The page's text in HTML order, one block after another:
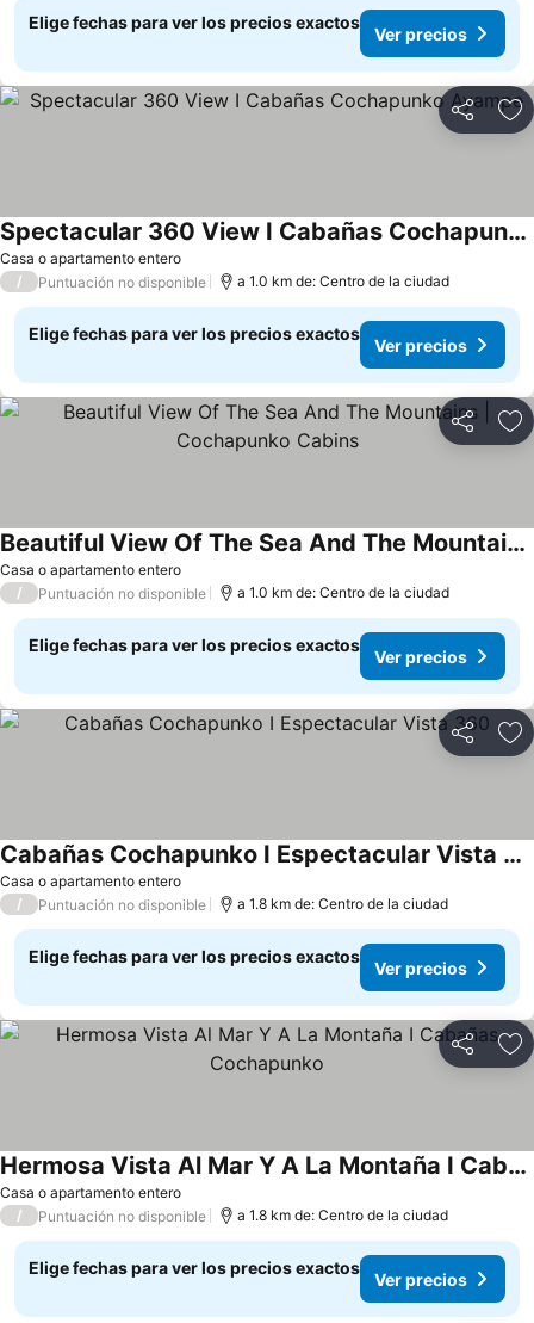
Elige fechas para ver los precios exactos
Ver precios
Compartir
Casa o apartamento entero
Spectacular 360 View I Cabañas Cochapunko Ayampe
/ Puntuación no disponible a 1.0 km de: Centro de la ciudad
Elige fechas para ver los precios exactos
Ver precios
Compartir
Casa o apartamento entero
Beautiful View Of The Sea And The Mountains | Cochapunko Cabins
/ Puntuación no disponible a 1.0 km de: Centro de la ciudad
Elige fechas para ver los precios exactos
Ver precios
Compartir
Casa o apartamento entero
Cabañas Cochapunko I Espectacular Vista 360
/ Puntuación no disponible a 1.8 km de: Centro de la ciudad
Elige fechas para ver los precios exactos
Ver precios
Compartir
Casa o apartamento entero
Hermosa Vista Al Mar Y A La Montaña I Cabañas Cochapunko
/ Puntuación no disponible a 1.8 km de: Centro de la ciudad
Elige fechas para ver los precios exactos
Ver precios